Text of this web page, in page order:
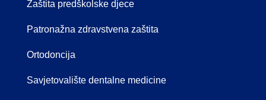
Zaštita predškolske djece
Patronažna zdravstvena zaštita
Ortodoncija
Savjetovalište dentalne medicine